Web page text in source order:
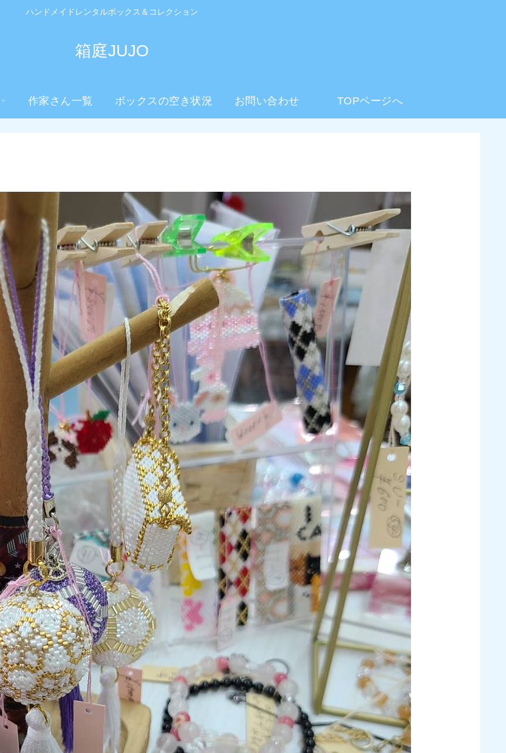
ハンドメイドレンタルボックス＆コレクション
箱庭JUJO
作家さん一覧 ボックスの空き状況 お問い合わせ TOPページへ